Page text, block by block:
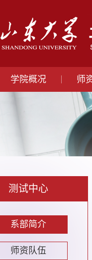
学院概况 师
测试中心
系部简介
师资队伍